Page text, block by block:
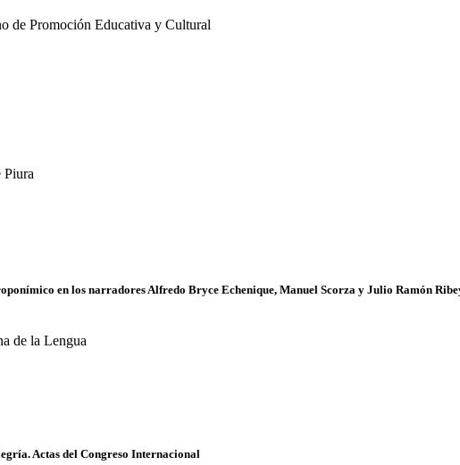
de Promoción Educativa y Cultural
Piura
en los narradores Alfredo Bryce Echenique, Manuel Scorza y Julio Ramón
de la Lengua
Actas del Congreso Internacional